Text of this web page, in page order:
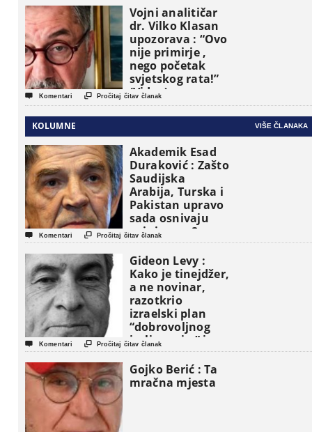
Vojni analitičar
dr. Vilko Klasan
upozorava : “Ovo
nije primirje ,
nego početak
svjetskog rata!”
(Video)
 Komentari  Pročitaj čitav članak
KOLUMNE VIŠE ČLANAKA
Akademik Esad
Duraković : Zašto
Saudijska
Arabija, Turska i
Pakistan upravo
sada osnivaju
vojni savez?
 Komentari  Pročitaj čitav članak
Gideon Levy :
Kako je tinejdžer,
a ne novinar,
razotkrio
izraelski plan
“dobrovoljnog
iseljavanja ” iz
Gaze
 Komentari  Pročitaj čitav članak
Gojko Berić : Ta
mračna mjesta